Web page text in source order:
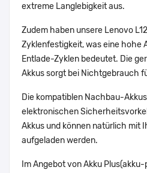
extreme Langlebigkeit aus.
Zudem haben unsere Lenovo
Zyklenfestigkeit, was eine hohe
Entlade-Zyklen bedeutet. Die
Akkus sorgt bei Nichtgebrauch
Die kompatiblen Nachbau-
elektronischen
Akkus und können natürlich mit
aufgeladen werden.
Im Angebot von Akku